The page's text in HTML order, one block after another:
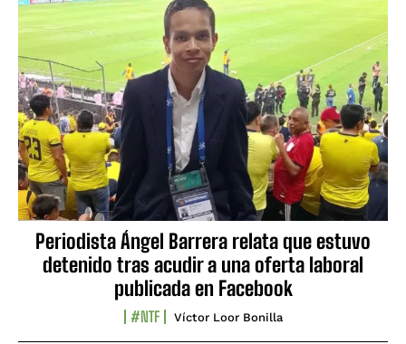
Periodista Ángel Barrera relata que estuvo
detenido tras acudir a una oferta laboral
publicada en Facebook
#NTF Víctor Loor Bonilla